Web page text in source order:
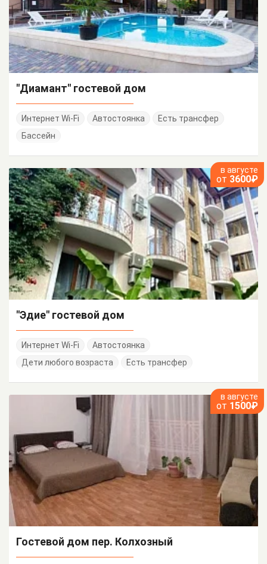
"Диамант" гостевой дом
Интернет Wi-Fi Автостоянка
Есть трансфер
Бассейн
в августе
от 3600₽
"Эдие" гостевой дом
Интернет Wi-Fi
Автостоянка
Дети любого возраста
Есть трансфер
в августе
от 1500₽
Гостевой дом пер. Колхозный